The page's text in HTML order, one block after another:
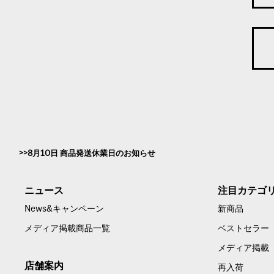
8月10日 商品発送休業日のお知らせ
ニュース
News&キャンペーン
メディア掲載商品一覧
店舗案内
注目カテゴ
新商品
ベストセラー
メディア掲載
再入荷